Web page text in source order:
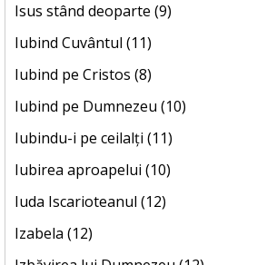
Isus stând deoparte (9)
Iubind Cuvântul (11)
Iubind pe Cristos (8)
Iubind pe Dumnezeu (10)
Iubindu-i pe ceilalți (11)
Iubirea aproapelui (10)
Iuda Iscarioteanul (12)
Izabela (12)